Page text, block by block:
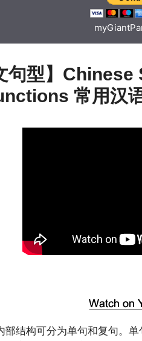
句型】
常用汉
部结构可分为单句和复句。单